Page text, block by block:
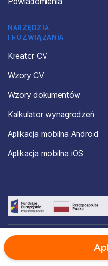
NARZĘDZIA
I ROZWIĄZANIA
Kreator CV
Wzory CV
Wzory dokumentów
Kalkulator wynagrodzeń
Aplikacja mobilna Android
Aplikacja mobilna iOS
© 2012-2026 Aplikuj.pl®. Wszelkie